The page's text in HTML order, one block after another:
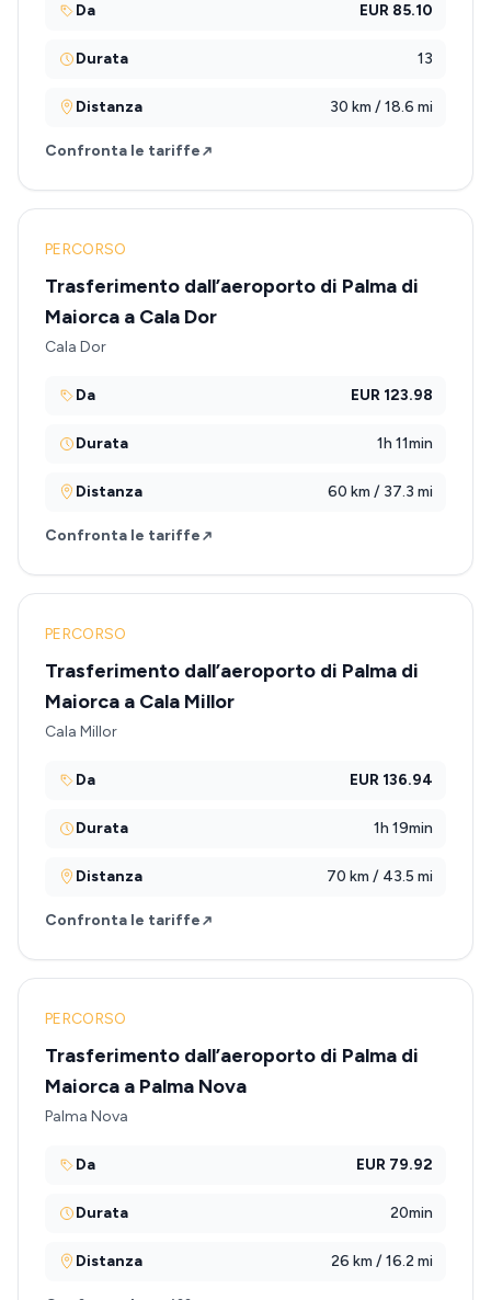
Da EUR 85.10
Durata 13
Distanza 30 km / 18.6 mi
Confronta le tariffe
PERCORSO
Trasferimento dall’aeroporto di Palma di
Maiorca a Cala Dor
Cala Dor
Da EUR 123.98
Durata 1h 11min
Distanza 60 km / 37.3 mi
Confronta le tariffe
PERCORSO
Trasferimento dall’aeroporto di Palma di
Maiorca a Cala Millor
Cala Millor
Da EUR 136.94
Durata 1h 19min
Distanza 70 km / 43.5 mi
Confronta le tariffe
PERCORSO
Trasferimento dall’aeroporto di Palma di
Maiorca a Palma Nova
Palma Nova
Da EUR 79.92
Durata 20min
Distanza 26 km / 16.2 mi